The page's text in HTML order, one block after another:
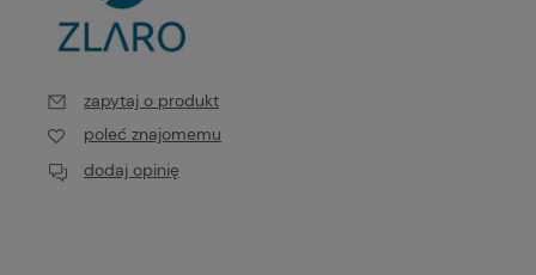
zapytaj o produkt
poleć znajomemu
dodaj opinię